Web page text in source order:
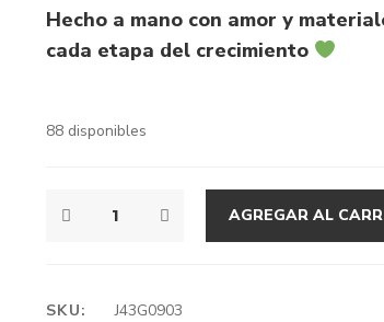
Hecho a mano con amor y
cada etapa del crecimiento
88 disponibles
BALANCÍN
CANTIDAD
AGREGAR AL
SKU:
J43G0903